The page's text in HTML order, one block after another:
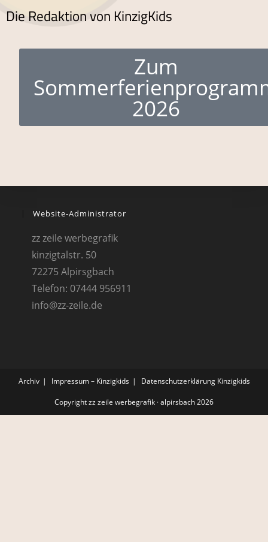
Die Redaktion von KinzigKids
Zum
2026
Website-Administrator
zz zeile werbegrafik
kinzigtalstr. 50
72275 Alpirsgbach
Telefon: 07444 956911
info@zz-zeile.de
Archiv Impressum – Kinzigkids Datenschutzerklärung Kinzigkids
Copyright zz zeile werbegrafik · alpirsbach 2026